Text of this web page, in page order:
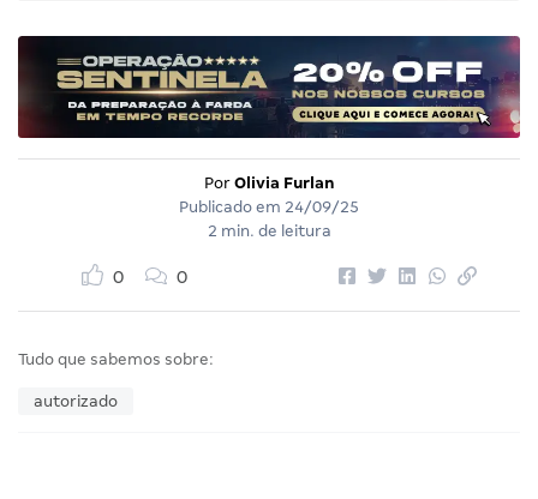
Por Olivia Furlan
Publicado em 24/09/25
2 min. de leitura
0 0
Tudo que sabemos sobre:
autorizado